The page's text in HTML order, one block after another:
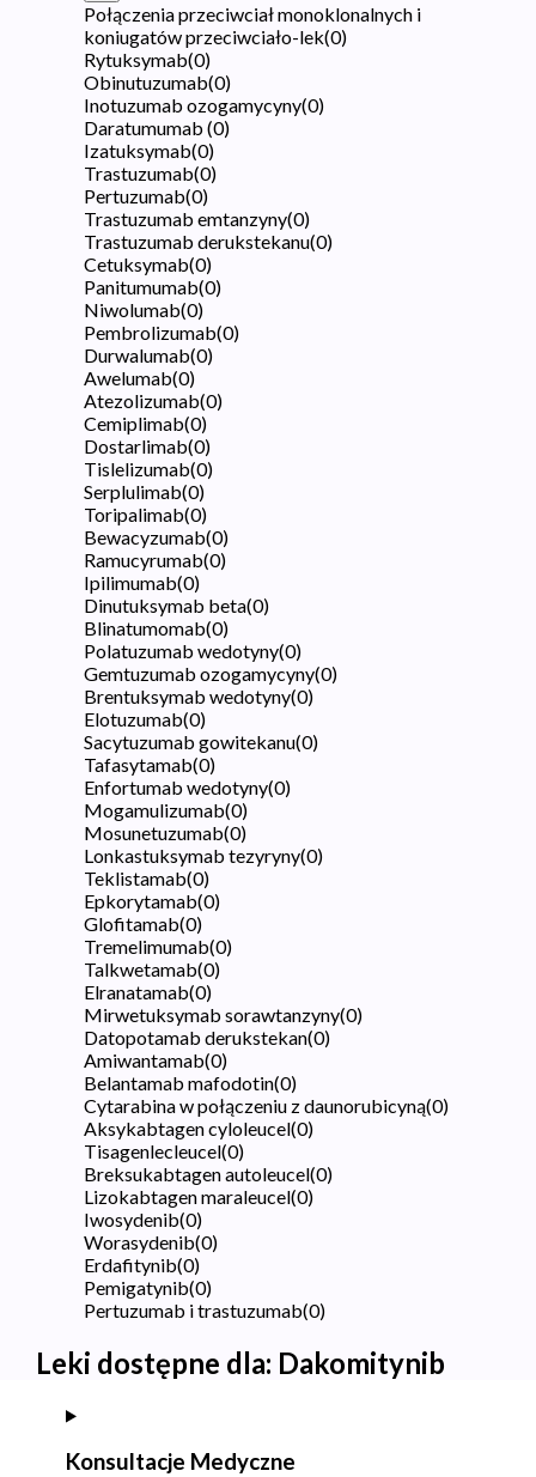
Połączenia przeciwciał monoklonalnych i
koniugatów przeciwciało-lek(0)
Rytuksymab(0)
Obinutuzumab(0)
Inotuzumab ozogamycyny(0)
Daratumumab (0)
Izatuksymab(0)
Trastuzumab(0)
Pertuzumab(0)
Trastuzumab emtanzyny(0)
Trastuzumab derukstekanu(0)
Cetuksymab(0)
Panitumumab(0)
Niwolumab(0)
Pembrolizumab(0)
Durwalumab(0)
Awelumab(0)
Atezolizumab(0)
Cemiplimab(0)
Dostarlimab(0)
Tislelizumab(0)
Serplulimab(0)
Toripalimab(0)
Bewacyzumab(0)
Ramucyrumab(0)
Ipilimumab(0)
Dinutuksymab beta(0)
Blinatumomab(0)
Polatuzumab wedotyny(0)
Gemtuzumab ozogamycyny(0)
Brentuksymab wedotyny(0)
Elotuzumab(0)
Sacytuzumab gowitekanu(0)
Tafasytamab(0)
Enfortumab wedotyny(0)
Mogamulizumab(0)
Mosunetuzumab(0)
Lonkastuksymab tezyryny(0)
Teklistamab(0)
Epkorytamab(0)
Glofitamab(0)
Tremelimumab(0)
Talkwetamab(0)
Elranatamab(0)
Mirwetuksymab sorawtanzyny(0)
Datopotamab derukstekan(0)
Amiwantamab(0)
Belantamab mafodotin(0)
Cytarabina w połączeniu z daunorubicyną(0)
Aksykabtagen cyloleucel(0)
Tisagenlecleucel(0)
Breksukabtagen autoleucel(0)
Lizokabtagen maraleucel(0)
Iwosydenib(0)
Worasydenib(0)
Erdafitynib(0)
Pemigatynib(0)
Pertuzumab i trastuzumab(0)
Leki dostępne dla: Dakomitynib
Konsultacje Medyczne